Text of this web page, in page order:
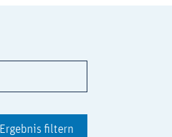
Ergebnis filtern